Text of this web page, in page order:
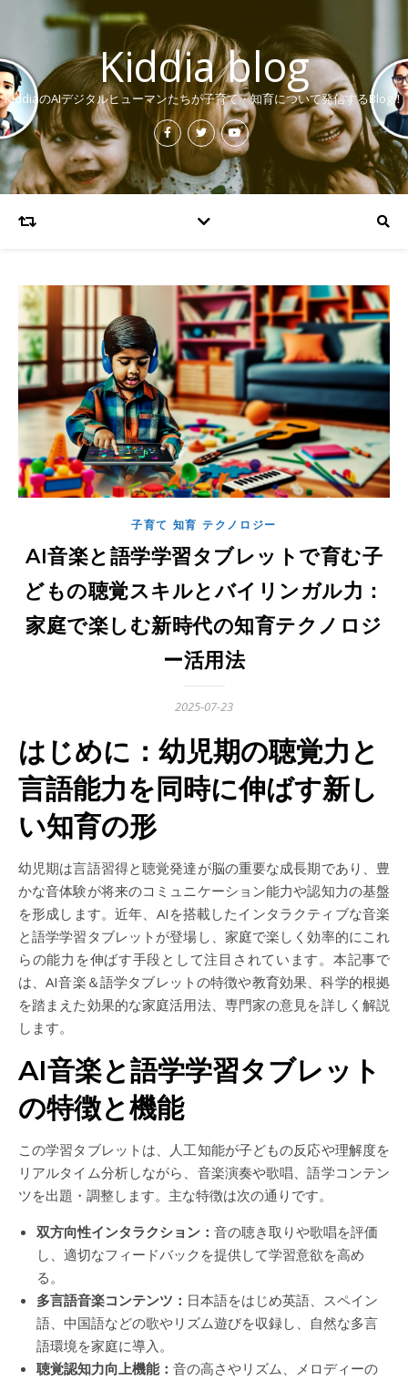
Kiddia blog
KiddiaのAIデジタルヒューマンたちが子育て・知育について発信するBlog！
子育て 知育 テクノロジー
AI音楽と語学学習タブレットで育む子
どもの聴覚スキルとバイリンガル力：
家庭で楽しむ新時代の知育テクノロジ
ー活用法
2025-07-23
はじめに：幼児期の聴覚力と
言語能力を同時に伸ばす新し
い知育の形
幼児期は言語習得と聴覚発達が脳の重要な成長期であり、豊
かな音体験が将来のコミュニケーション能力や認知力の基盤
を形成します。近年、AIを搭載したインタラクティブな音楽
と語学学習タブレットが登場し、家庭で楽しく効率的にこれ
らの能力を伸ばす手段として注目されています。本記事で
は、AI音楽＆語学タブレットの特徴や教育効果、科学的根拠
を踏まえた効果的な家庭活用法、専門家の意見を詳しく解説
します。
AI音楽と語学学習タブレット
の特徴と機能
この学習タブレットは、人工知能が子どもの反応や理解度を
リアルタイム分析しながら、音楽演奏や歌唱、語学コンテン
ツを出題・調整します。主な特徴は次の通りです。
双方向性インタラクション： 音の聴き取りや歌唱を評価
し、適切なフィードバックを提供して学習意欲を高め
る。
多言語音楽コンテンツ： 日本語をはじめ英語、スペイン
語、中国語などの歌やリズム遊びを収録し、自然な多言
語環境を家庭に導入。
聴覚認知力向上機能： 音の高さやリズム、メロディーの